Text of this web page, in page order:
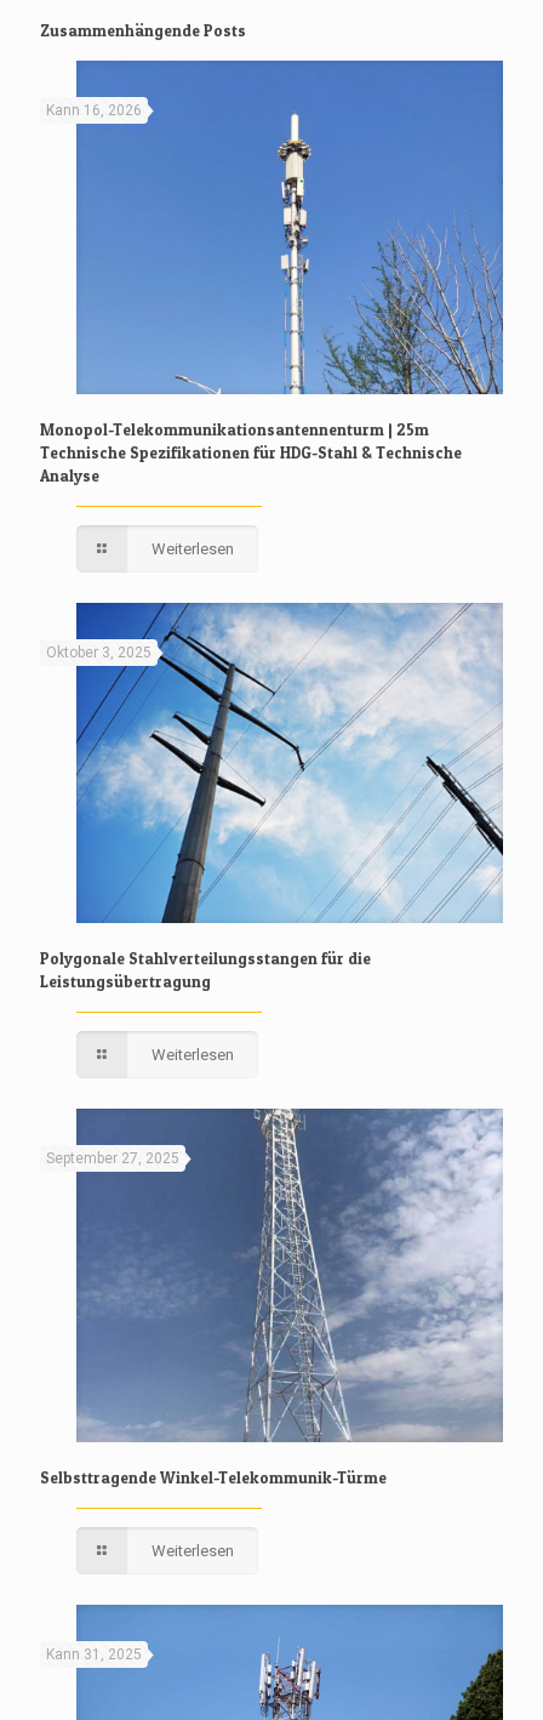
Zusammenhängende Posts
Kann 16, 2026
Monopol-Telekommunikationsantennenturm | 25m
Technische Spezifikationen für HDG-Stahl & Technische
Analyse
Weiterlesen
Oktober 3, 2025
Polygonale Stahlverteilungsstangen für die
Leistungsübertragung
Weiterlesen
September 27, 2025
Selbsttragende Winkel-Telekommunik-Türme
Weiterlesen
Kann 31, 2025